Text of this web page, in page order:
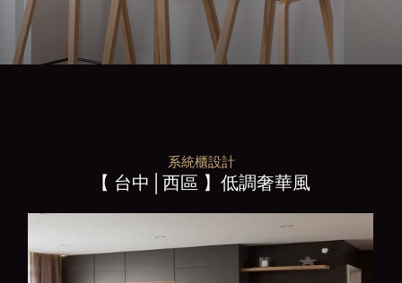
系統櫃設計
【 台中│西區 】低調奢華風